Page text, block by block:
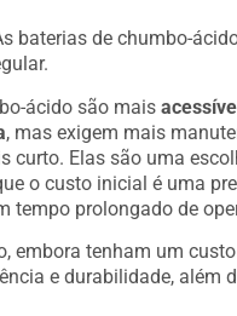
baterias de chumbo-
ácido são mais
, mas exigem mais
curto. Elas são uma
o custo inicial é uma
tempo prolongado de
embora tenham um
e durabilidade, além